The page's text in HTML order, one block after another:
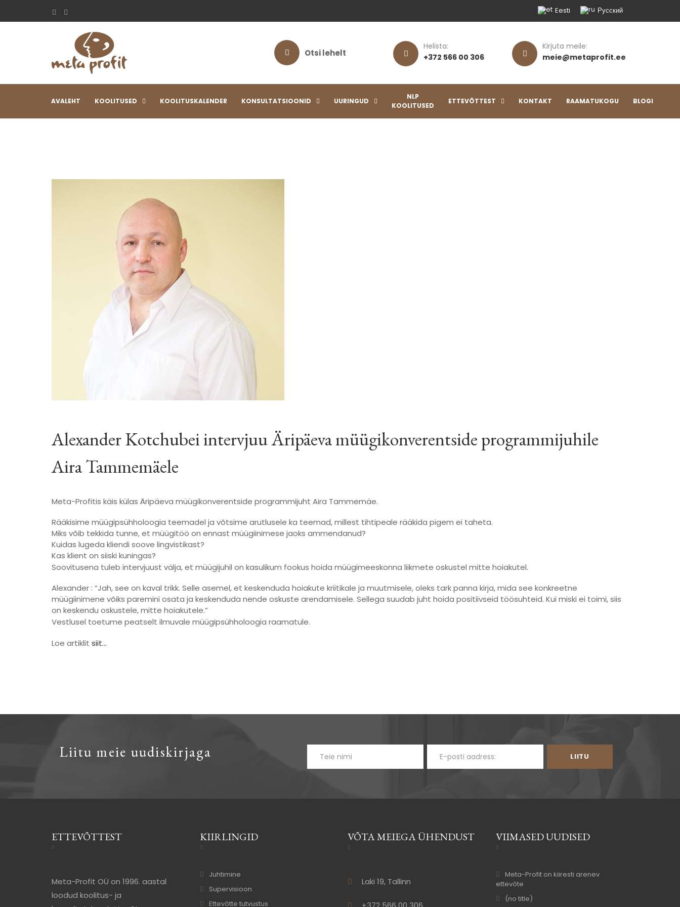
Eesti Русский
Kirjuta meile:
meie@metaprofit.ee
Helista:
+372 566 00 306
Otsi lehelt
AVALEHT KOOLITUSED KOOLITUSKALENDER KONSULTATSIOONID UURINGUD
NLP
KOOLITUSED
ETTEVÕTTEST KONTAKT RAAMATUKOGU BLOGI
Alexander Kotchubei intervjuu Äripäeva müügikonverentside programmijuhile
Aira Tammemäele
Meta-Profitis käis külas Äripäeva müügikonverentside programmijuht Aira Tammemäe.
Rääkisime müügipsühholoogia teemadel ja võtsime arutlusele ka teemad, millest tihtipeale rääkida pigem ei taheta.
Miks võib tekkida tunne, et müügitöö on ennast müügiinimese jaoks ammendanud?
Kuidas lugeda kliendi soove lingvistikast?
Kas klient on siiski kuningas?
Soovitusena tuleb intervjuust välja, et müügijuhil on kasulikum fookus hoida müügimeeskonna liikmete oskustel mitte hoiakutel.
Alexander : “Jah, see on kaval trikk. Selle asemel, et keskenduda hoiakute kriitikale ja muutmisele, oleks tark panna kirja, mida see konkreetne
müügiinimene võiks paremini osata ja keskenduda nende oskuste arendamisele. Sellega suudab juht hoida positiivseid töösuhteid. Kui miski ei toimi, siis
on keskendu oskustele, mitte hoiakutele.”
Vestlusel toetume peatselt ilmuvale müügipsühholoogia raamatule.
Loe artiklit siit…
Liitu meie uudiskirjaga
ETTEVÕTTEST
Meta-Profit OÜ o­n 1996. aastal
loodud koolitus- ja
KIIRLINGID
Juhtimine
Supervisioon
Ettevõtte tutvustus
VÕTA MEIEGA ÜHENDUST
Laki 19, Tallinn
VIIMASED UUDISED
Meta-Profit on kiiresti arenev
ettevõte
(no title)